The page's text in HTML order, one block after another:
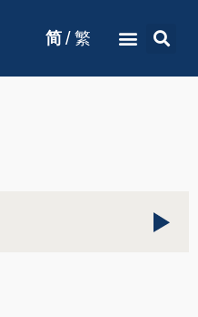
简 / 繁